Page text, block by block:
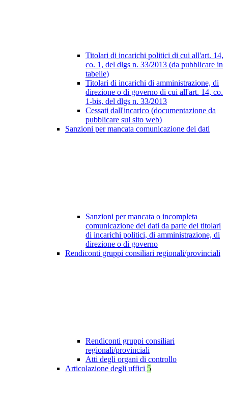
Titolari di incarichi politici di cui all'art. 14,
co. 1, del dlgs n. 33/2013 (da pubblicare in
tabelle)
Titolari di incarichi di amministrazione, di
direzione o di governo di cui all'art. 14, co.
1-bis, del dlgs n. 33/2013
Cessati dall'incarico (documentazione da
pubblicare sul sito web)
Sanzioni per mancata comunicazione dei dati
Sanzioni per mancata o incompleta
comunicazione dei dati da parte dei titolari
di incarichi politici, di amministrazione, di
direzione o di governo
Rendiconti gruppi consiliari regionali/provinciali
Rendiconti gruppi consiliari
regionali/provinciali
Atti degli organi di controllo
Articolazione degli uffici 5